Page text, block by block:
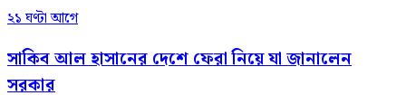
২১ ঘণ্টা আগে
সাকিব আল হাসানের দেশে ফেরা নিয়ে যা জানালেন
সরকার